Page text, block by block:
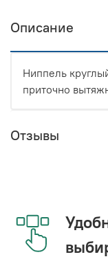
Описание
Ниппель
приточно
Отзывы